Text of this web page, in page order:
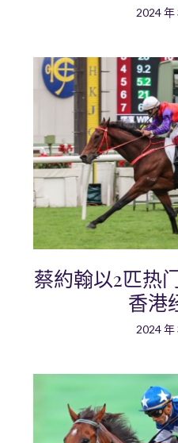
2024 年
蔡約翰以2匹热
香港
2024 年